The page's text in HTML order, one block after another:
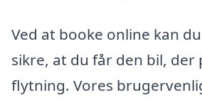
Ved at booke online kan
sikre, at du får den bil, der
flytning. Vores